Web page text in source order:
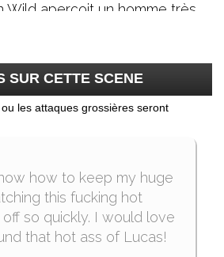
Wild aperçoit un homme très
et se moque de la
sa chance. Simon s'arrête
et découvre qu'il habite
rue et l'invite à revenir chez
suit Lucas chez lui, il est
par ce cul
en mouvement devant
de Simon porte ses
est lancé ! Une fois à
de Lucas, les
et passionnés commencent.
partout et Lucas
SUR CETTE SCENE
les attaques grossières seront
how to keep my huge
this fucking hot
so quickly. I would love
that hot ass of Lucas!